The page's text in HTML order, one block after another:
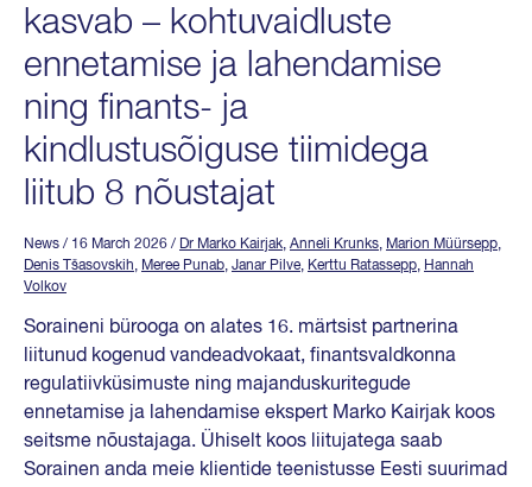
kasvab – kohtuvaidluste
ennetamise ja lahendamise
ning finants- ja
kindlustusõiguse tiimidega
liitub 8 nõustajat
News / 16 March 2026 / Dr Marko Kairjak, Anneli Krunks, Marion Müürsepp,
Denis Tšasovskih, Meree Punab, Janar Pilve, Kerttu Ratassepp, Hannah
Volkov
Soraineni bürooga on alates 16. märtsist partnerina
liitunud kogenud vandeadvokaat, finantsvaldkonna
regulatiivküsimuste ning majanduskuritegude
ennetamise ja lahendamise ekspert Marko Kairjak koos
seitsme nõustajaga. Ühiselt koos liitujatega saab
Sorainen anda meie klientide teenistusse Eesti suurimad